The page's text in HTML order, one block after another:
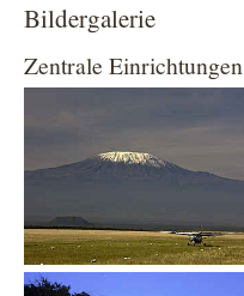
Bildergalerie
Zentrale Einrichtungen
Show larger version